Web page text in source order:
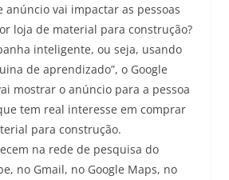
anúncio vai impactar as pessoas
loja de material para construção?
inteligente, ou seja, usando
de aprendizado”, o Google
mostrar o anúncio para a pessoa
tem real interesse em comprar
para construção.
na rede de pesquisa do
no Gmail, no Google Maps, no